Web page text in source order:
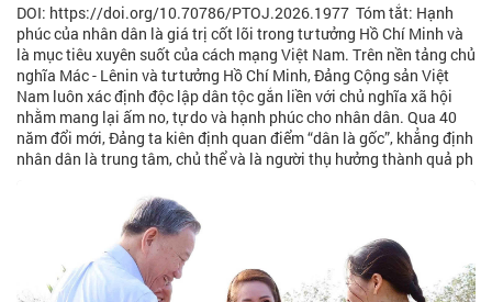
DOI: https://doi.org/10.70786/PTOJ.2026.1977 Tóm tắt: Hạnh
phúc của nhân dân là giá trị cốt lõi trong tư tưởng Hồ Chí Minh và
là mục tiêu xuyên suốt của cách mạng Việt Nam. Trên nền tảng chủ
nghĩa Mác - Lênin và tư tưởng Hồ Chí Minh, Đảng Cộng sản Việt
Nam luôn xác định độc lập dân tộc gắn liền với chủ nghĩa xã hội
nhằm mang lại ấm no, tự do và hạnh phúc cho nhân dân. Qua 40
năm đổi mới, Đảng ta kiên định quan điểm “dân là gốc”, khẳng định
nhân dân là trung tâm, chủ thể và là người thụ hưởng thành quả ph